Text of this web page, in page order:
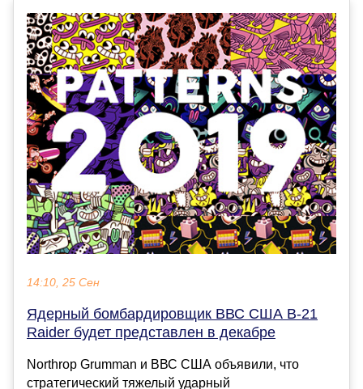
14:10, 25 Сен
Ядерный бомбардировщик ВВС США B-21
Raider будет представлен в декабре
Northrop Grumman и ВВС США объявили, что
стратегический тяжелый ударный